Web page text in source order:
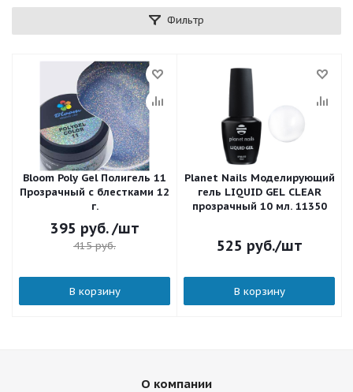
Фильтр
Bloom Poly Gel Полигель 11
Прозрачный с блестками 12
г.
395 руб. /шт
415руб.
В корзину
Planet Nails Моделирующий
гель LIQUID GEL CLEAR
прозрачный 10 мл. 11350
525 руб./шт
В корзину
О компании